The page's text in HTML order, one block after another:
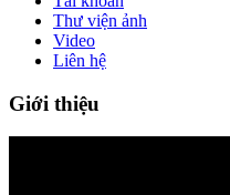
Thư viện ảnh
Video
Liên hệ
Giới thiệu